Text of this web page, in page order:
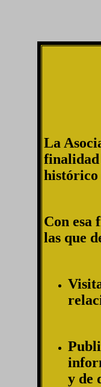
La
histórico
Con esa
las que
y de